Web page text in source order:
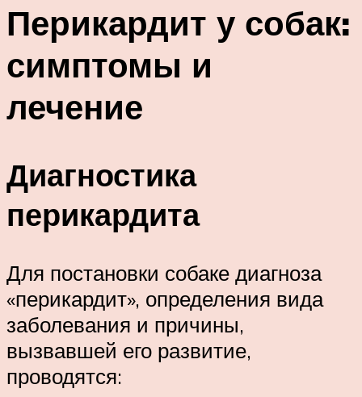
Перикардит у собак:
симптомы и
лечение
Диагностика
перикардита
Для постановки собаке диагноза
«перикардит», определения вида
заболевания и причины,
вызвавшей его развитие,
проводятся: